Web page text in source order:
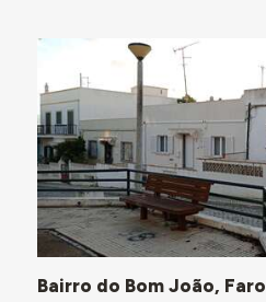
Bairro do Bom João, Faro